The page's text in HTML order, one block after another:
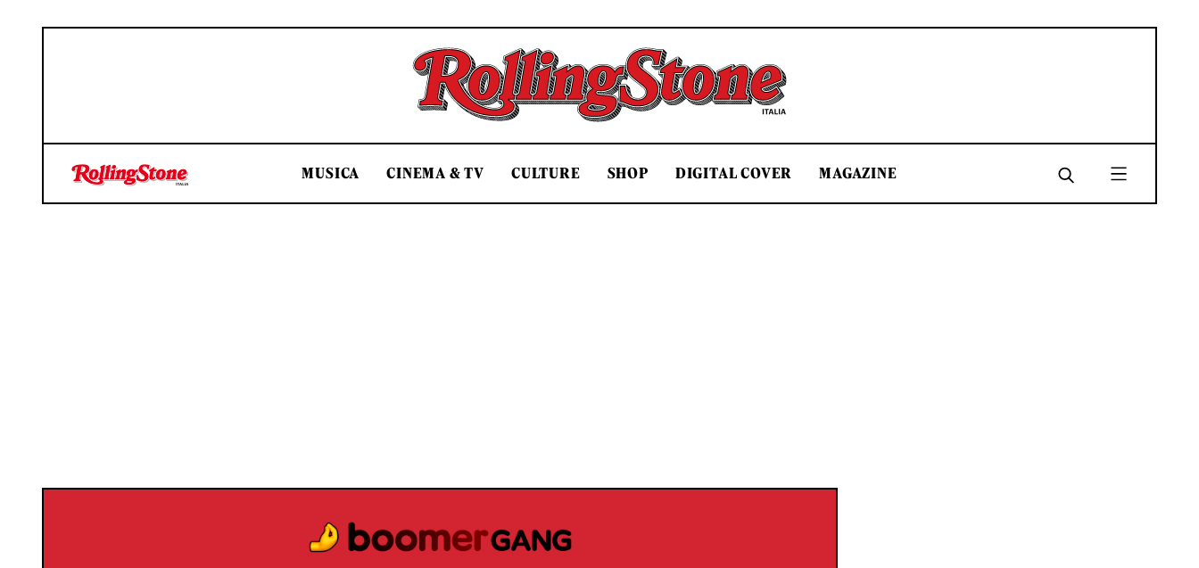
Rolling Stone Italia
MUSICA CINEMA & TV CULTURE SHOP DIGITAL COVER MAGAZINE